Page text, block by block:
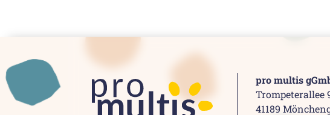
pro multis
Trompeterallee
41189